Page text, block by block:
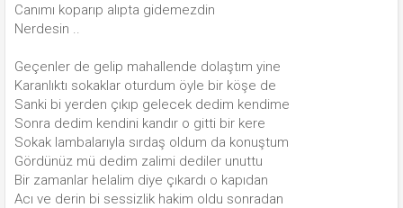
Canımı koparıp alıpta gidemezdin
Nerdesin ..
Geçenler de gelip mahallende dolaştım yine
Karanlıktı sokaklar oturdum öyle bir köşe de
Sanki bi yerden çıkıp gelecek dedim kendime
Sonra dedim kendini kandır o gitti bir kere
Sokak lambalarıyla sırdaş oldum da konuştum
Gördünüz mü dedim zalimi dediler unuttu
Bir zamanlar helalim diye çıkardı o kapıdan
Acı ve derin bi sessizlik hakim oldu sonradan